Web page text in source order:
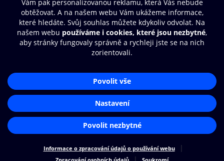
Další zábava
© O2 Czech Republic a.s.
Zásady zpracování osobních údajů
Nastavení cookies
Aplikace O2 Knihovna
Čti a poslouchej své e-knihy a
audioknihy rychleji a pohodlněji.